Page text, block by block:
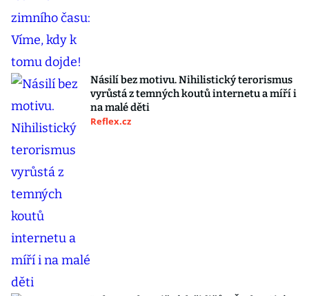
Násilí bez motivu. Nihilistický terorismus
vyrůstá z temných koutů internetu a míří i
na malé děti
Reflex.cz